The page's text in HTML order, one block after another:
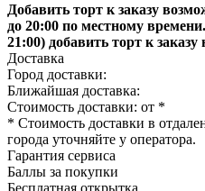
Добавить торт к заказу
до 20:00 по местному
21:00) добавить торт к заказу
Доставка
Город доставки:
Ближайшая доставка:
Стоимость доставки: от *
* Стоимость доставки в
города уточняйте у оператора.
Гарантия сервиса
Баллы за покупки
Бесплатная открытка